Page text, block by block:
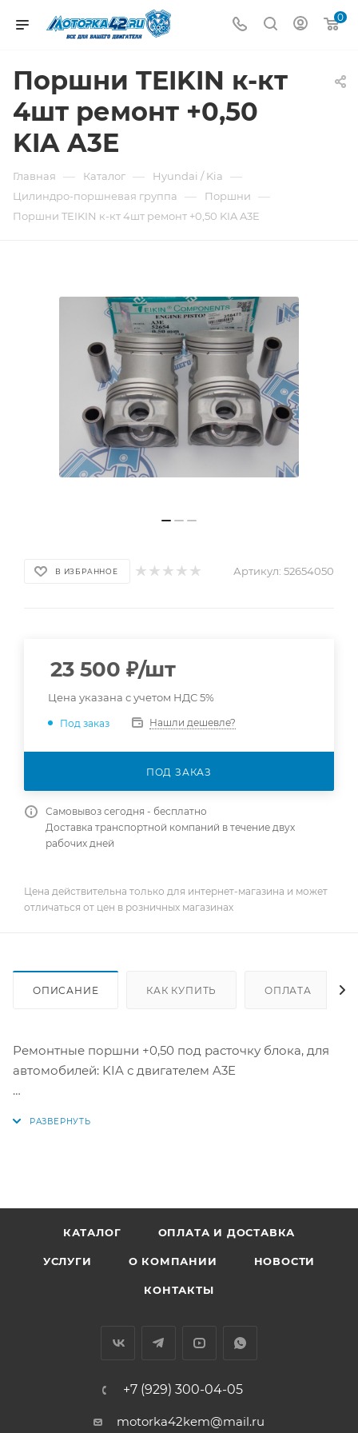
0
Поршни TEIKIN к-кт
4шт ремонт +0,50
KIA A3E
Главная — Каталог — Hyundai / Kia —
Цилиндро-поршневая группа — Поршни —
Поршни TEIKIN к-кт 4шт ремонт +0,50 KIA A3E
В ИЗБРАННОЕ Артикул: 52654050
23 500 ₽/шт
Цена указана с учетом НДС 5%
Под заказ Нашли дешевле?
ПОД ЗАКАЗ
Самовывоз сегодня - бесплатно
Доставка транспортной компаний в течение двух
рабочих дней
Цена действительна только для интернет-магазина и может
отличаться от цен в розничных магазинах
ОПИСАНИЕ КАК КУПИТЬ ОПЛАТА
Ремонтные поршни +0,50 под расточку блока, для
автомобилей: KIA с двигателем A3E
2 кольцо: 1,2 мм
3 кольцо: 2,5 мм
Аналоги: 52654050, K3Y-11-5A0, 0K3Y0-11-5A0, 0K3Y0-
0K3Y011SA0, 0K3Y011SB0, 0K3Y011SBX, 0K3Y0-11-SA0,
КАТАЛОГ ОПЛАТА И ДОСТАВКА
УСЛУГИ О КОМПАНИИ НОВОСТИ
КОНТАКТЫ
+7 (929) 300-04-05
motorka42kem@mail.ru